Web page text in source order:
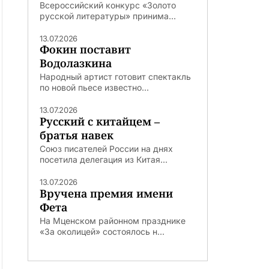
Всероссийский конкурс «Золото
русской литературы» принима...
13.07.2026
Фокин поставит
Водолазкина
Народный артист готовит спектакль
по новой пьесе известно...
13.07.2026
Русский с китайцем –
братья навек
Союз писателей России на днях
посетила делегация из Китая...
13.07.2026
Вручена премия имени
Фета
На Мценском районном празднике
«За околицей» состоялось н...